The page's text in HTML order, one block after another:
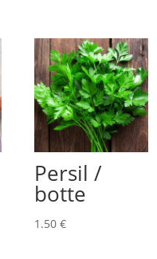
Persil /
botte
1.50 €